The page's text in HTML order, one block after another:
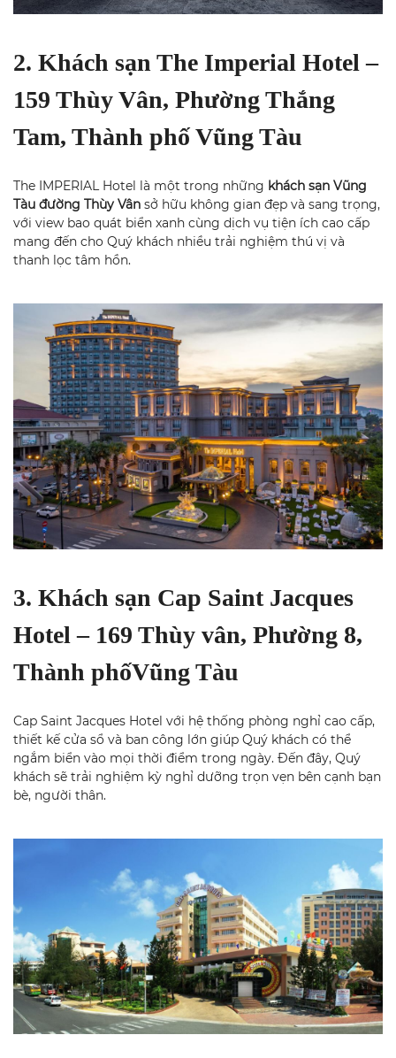
2. Khách sạn The Imperial Hotel –
159 Thùy Vân, Phường Thắng
Tam, Thành phố Vũng Tàu
The IMPERIAL Hotel là một trong những khách sạn Vũng
Tàu đường Thùy Vân sở hữu không gian đẹp và sang trọng,
với view bao quát biển xanh cùng dịch vụ tiện ích cao cấp
mang đến cho Quý khách nhiều trải nghiệm thú vị và
thanh lọc tâm hồn.
3. Khách sạn Cap Saint Jacques
Hotel – 169 Thùy vân, Phường 8,
Thành phốVũng Tàu
Cap Saint Jacques Hotel với hệ thống phòng nghỉ cao cấp,
thiết kế cửa sổ và ban công lớn giúp Quý khách có thể
ngắm biển vào mọi thời điểm trong ngày. Đến đây, Quý
khách sẽ trải nghiệm kỳ nghỉ dưỡng trọn vẹn bên cạnh bạn
bè, người thân.